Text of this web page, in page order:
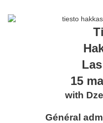
15
with
Général